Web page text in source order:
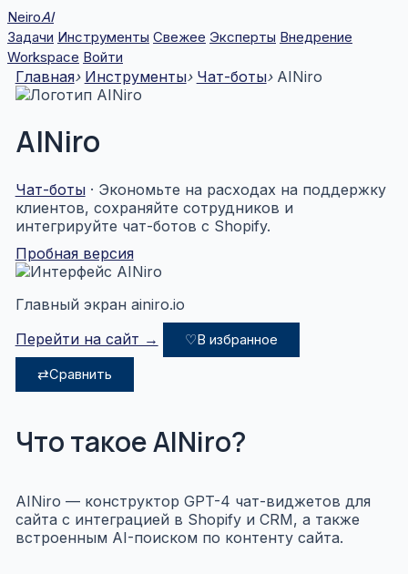
Перейти
к
содержимому
NeiroAI
Задачи Инструменты Свежее Эксперты Внедрение
Workspace Войти
Главная› Инструменты› Чат-боты› AINiro
AINiro
Чат-боты· Экономьте на расходах на поддержку
клиентов, сохраняйте сотрудников и
интегрируйте чат-ботов с Shopify.
Пробная версия
Главный экран ainiro.io
Перейти на сайт →
♡В избранное
⇄Сравнить
Что такое AINiro?
AINiro — конструктор GPT-4 чат-виджетов для
сайта с интеграцией в Shopify и CRM, а также
встроенным AI-поиском по контенту сайта.